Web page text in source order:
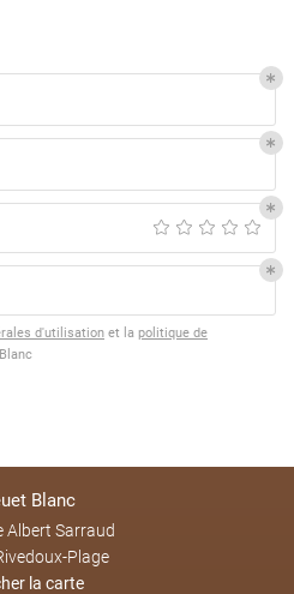
05 46 09 83
d'utilisation et la politique de
Blanc
Albert Sarraud
Plage
la carte